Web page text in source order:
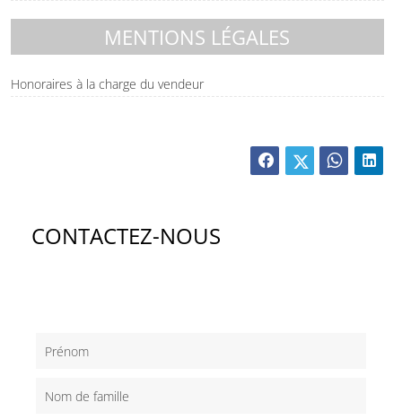
MENTIONS LÉGALES
Honoraires à la charge du vendeur
CONTACTEZ-NOUS